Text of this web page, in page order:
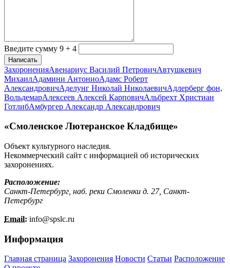
Введите сумму 9 + 4
Написать
ЗахороненияАвенариус Василий ПетровичАвтушкевич
МихаилАдамини АнтониоАдамс Роберт
АлександровичАделунг Николай НиколаевичАдлерберг фон,
ВольдемарАлексеев Алексей КарповичАльбрехт Христиан
ГотлибАмбургер Александр Александрович
«Смоленское Лютеранское Кладбище»
Объект культурного наследия.
Некоммерческий сайт с информацией об исторических
захоронениях.
Расположение:
Санкт-Петербург, наб. реки Смоленки д. 27, Санкт-
Петербург
Email: info@spslc.ru
Информация
Главная страница Захоронения Новости Статьи Расположение